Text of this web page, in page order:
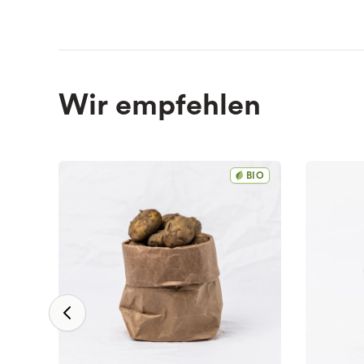
Wir empfehlen
BIO